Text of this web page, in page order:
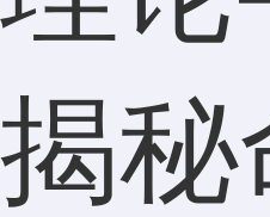
揭秘